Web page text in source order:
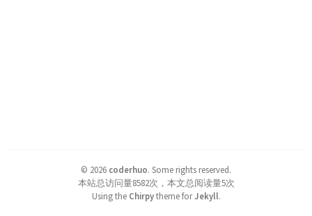
© 2026 coderhuo. Some rights reserved.
本站总访问量8582次，本文总阅读量5次
Using the Chirpytheme forJekyll.